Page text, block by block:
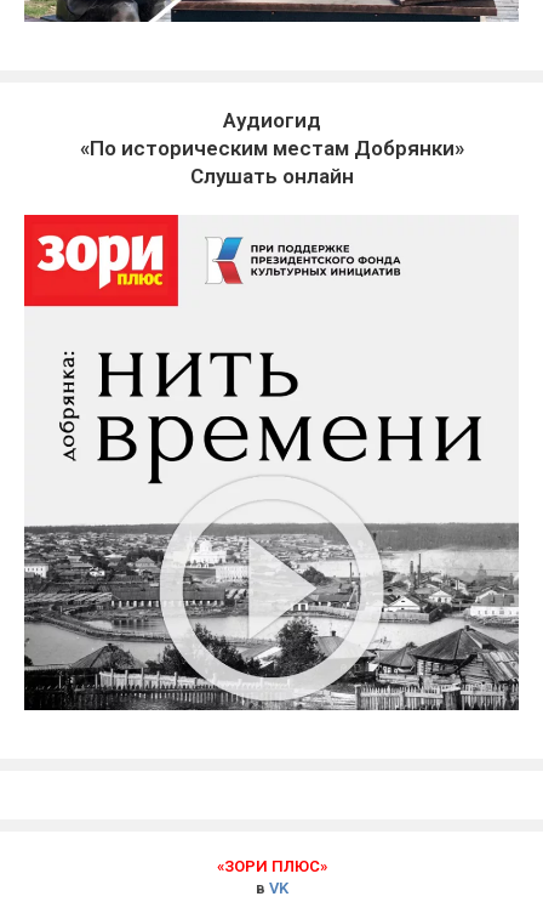
Аудиогид
«По историческим местам Добрянки»
Слушать онлайн
«ЗОРИ ПЛЮС»
в VK